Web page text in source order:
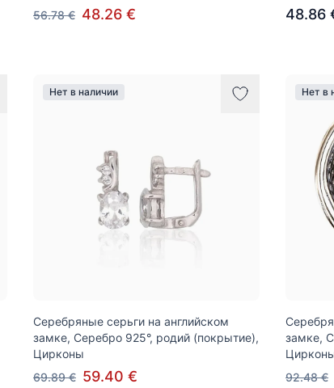
56.78 € 48.26 € 48.86
Нет в наличии
Серебряные серьги на английском
замке, Серебро 925°, родий (покрытие),
Цирконы
69.89 € 59.40 €
Нет в
замке,
92.48 €